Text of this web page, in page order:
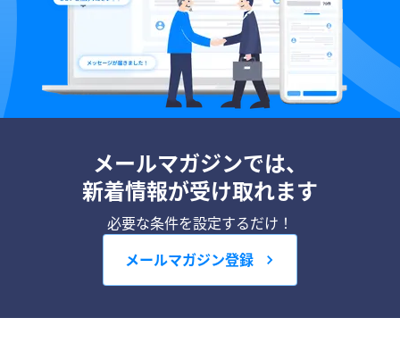
メールマガジンでは、
新着情報が受け取れます
必要な条件を設定するだけ！
メールマガジン登録